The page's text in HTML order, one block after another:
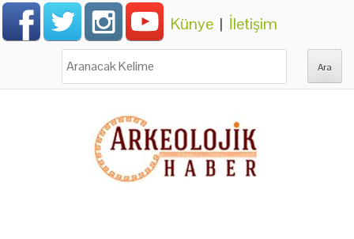
Künye | İletişim